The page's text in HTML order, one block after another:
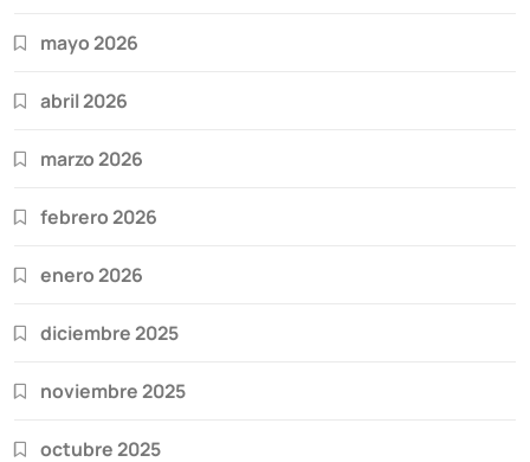
mayo 2026
abril 2026
marzo 2026
febrero 2026
enero 2026
diciembre 2025
noviembre 2025
octubre 2025